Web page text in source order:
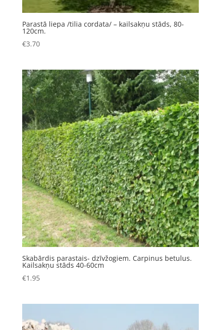
Parastā liepa /tilia cordata/ – kailsakņu stāds, 80-
120cm.
€3.70
Skabārdis parastais- dzīvžogiem. Carpinus betulus.
Kailsakņu stāds 40-60cm
€1.95